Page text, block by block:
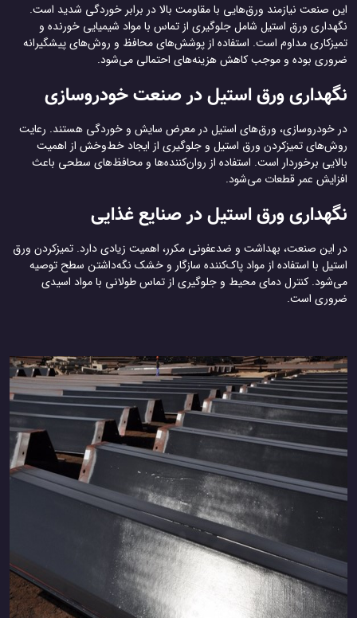
این صنعت نیازمند ورق‌هایی با مقاومت بالا در برابر خوردگی شدید است.
نگهداری ورق استیل شامل جلوگیری از تماس با مواد شیمیایی خورنده و
تمیزکاری مداوم است. استفاده از پوشش‌های محافظ و روش‌های پیشگیرانه
ضروری بوده و موجب کاهش هزینه‌های احتمالی می‌شود.
نگهداری ورق استیل در صنعت خودروسازی
در خودروسازی، ورق‌های استیل در معرض سایش و خوردگی هستند. رعایت
روش‌های تمیزکردن ورق استیل و جلوگیری از ایجاد خط‌وخش از اهمیت
بالایی برخوردار است. استفاده از روان‌کننده‌ها و محافظ‌های سطحی باعث
افزایش عمر قطعات می‌شود.
نگهداری ورق استیل در صنایع غذایی
در این صنعت، بهداشت و ضدعفونی مکرر، اهمیت زیادی دارد. تمیزکردن ورق
استیل با استفاده از مواد پاک‌کننده سازگار و خشک نگه‌داشتن سطح توصیه
می‌شود. کنترل دمای محیط و جلوگیری از تماس طولانی با مواد اسیدی
ضروری است.